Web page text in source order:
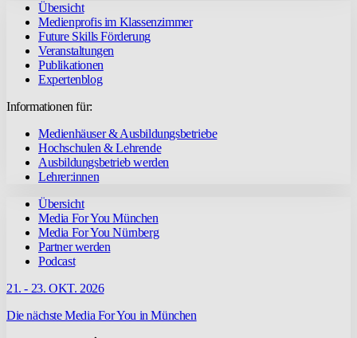
Übersicht
Medienprofis im Klassenzimmer
Future Skills Förderung
Veranstaltungen
Publikationen
Expertenblog
Informationen für:
Medienhäuser & Ausbildungsbetriebe
Hochschulen & Lehrende
Ausbildungsbetrieb werden
Lehrer:innen
Übersicht
Media For You München
Media For You Nürnberg
Partner werden
Podcast
21. - 23. OKT. 2026
Die nächste Media For You in München